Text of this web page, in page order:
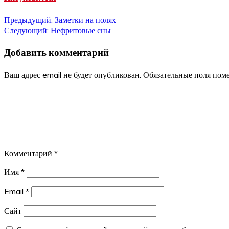
Навигация
записям
Предыдущий: Заметки на полях
Следующий: Нефритовые сны
Добавить комментарий
Ваш адрес email не будет опубликован. Обязательные поля
Комментарий *
Имя *
Email *
Сайт